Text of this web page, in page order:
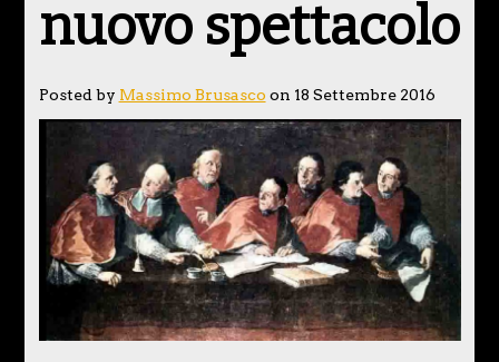
nuovo spettacolo
Posted by Massimo Brusasco on 18 Settembre 2016